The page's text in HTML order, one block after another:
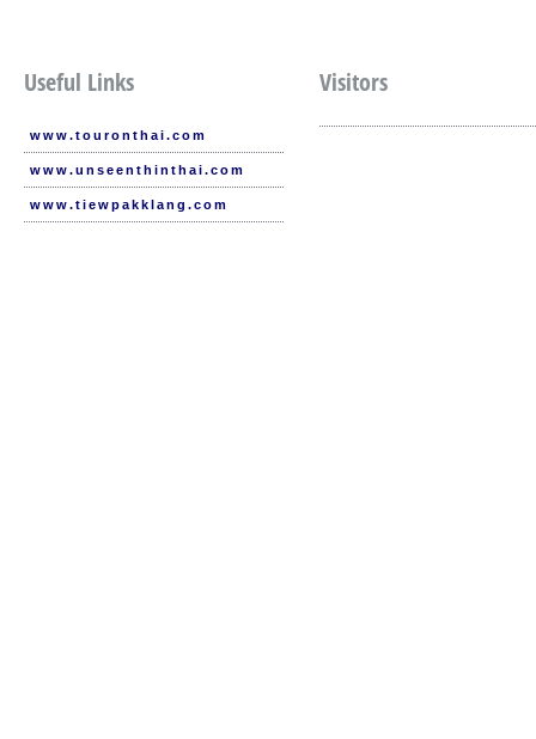
Useful Links
www.touronthai.com
www.unseenthinthai.com
www.tiewpakklang.com
Visitors